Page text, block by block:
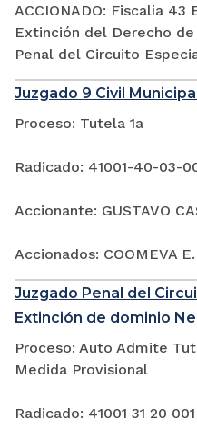
ACCIONADO: Fiscalía 43
Extinción del Derecho
Penal del Circuito
Juzgado 9 Civil
Proceso: Tutela 1a
Radicado: 41001-40-03-
Accionante: GUSTAVO
Accionados: COOMEVA
Juzgado Penal del
Extinción de dominio
Proceso: Auto Admite
Medida Provisional
Radicado: 41001 31 20